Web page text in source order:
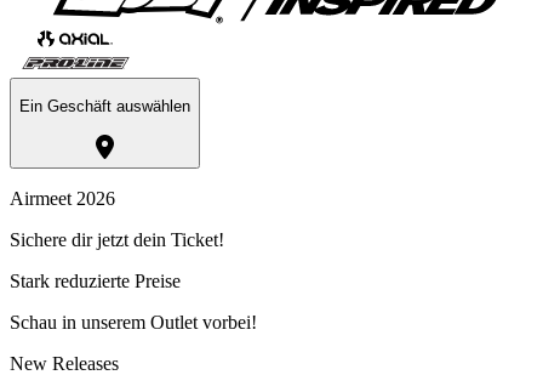
Ein Geschäft auswählen
Airmeet 2026
Sichere dir jetzt dein Ticket!
Stark reduzierte Preise
Schau in unserem Outlet vorbei!
New Releases